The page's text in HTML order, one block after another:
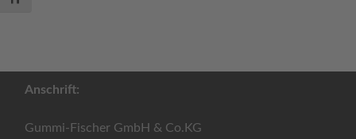
Anschrift:
Gummi-Fischer GmbH & Co.KG